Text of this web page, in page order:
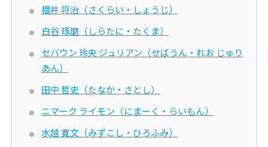
櫻井 将治（さくらい・しょうじ）
白谷 琢磨（しらたに・たくま）
セバウン 玲央 ジュリアン（せばうん・れお じゅり
あん）
田中 哲史（たなか・さとし）
ニマーク ライモン（にまーく・らいもん）
水越 寛文（みずこし・ひろふみ）